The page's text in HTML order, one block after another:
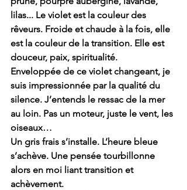
lilas... Le violet est la couleur des
rêveurs. Froide et chaude à la fois, elle
est la couleur de la transition. Elle est
douceur, paix, spiritualité.
Enveloppée de ce violet changeant, je
suis impressionnée par la qualité du
silence. J’entends le ressac de la mer
au loin. Pas un moteur, juste le vent, les
oiseaux…
Un gris frais s’installe. L’heure bleue
s’achève. Une pensée tourbillonne
alors en moi liant transition et
achèvement.